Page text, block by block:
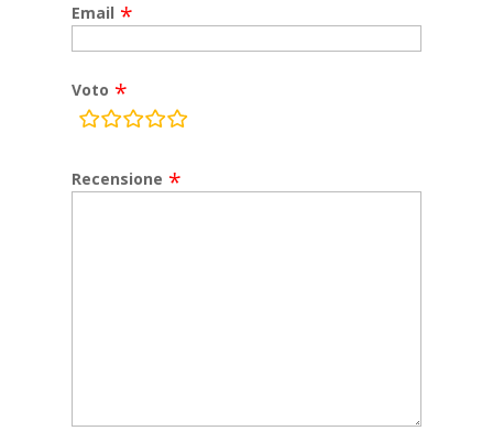
Email
Voto
rating
Recensione